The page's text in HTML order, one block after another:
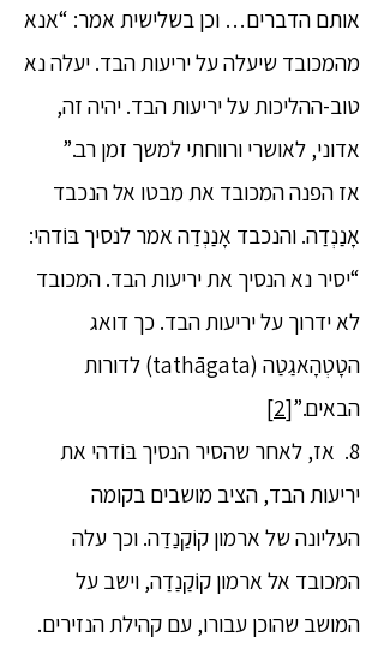
אותם הדברים… וכן בשלישית אמר: “אנא
מהמכובד שיעלה על יריעות הבד. יעלה נא
טוב-ההליכות על יריעות הבד. יהיה זה,
אדוני, לאושרי ורווחתי למשך זמן רב.”
אז הפנה המכובד את מבטו אל הנכבד
אָנַנְדַה. והנכבד אָנַנְדַה אמר לנסיך בּוֹדהי:
“יסיר נא הנסיך את יריעות הבד. המכובד
לא ידרוך על יריעות הבד. כך דואג
הטָטְהָאגַטַה (tathāgata) לדורות
הבאים.”[2]
8. אז, לאחר שהסיר הנסיך בּוֹדהי את
יריעות הבד, הציב מושבים בקומה
העליונה של ארמון קוֹקַנַדַה. וכך עלה
המכובד אל ארמון קוֹקַנַדַה, וישב על
המושב שהוכן עבורו, עם קהילת הנזירים.